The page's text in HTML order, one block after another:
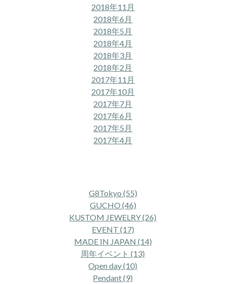
2018年11月
2018年6月
2018年5月
2018年4月
2018年3月
2018年2月
2017年11月
2017年10月
2017年7月
2017年6月
2017年5月
2017年4月
G8Tokyo (55)
GUCHO (46)
KUSTOM JEWELRY (26)
EVENT (17)
MADE IN JAPAN (14)
周年イベント (13)
Open day (10)
Pendant (9)